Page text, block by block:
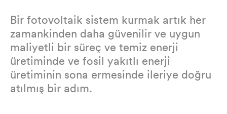
Bir fotovoltaik sistem kurmak artık her
zamankinden daha güvenilir ve uygun
maliyetli bir süreç ve temiz enerji
üretiminde ve fosil yakıtlı enerji
üretiminin sona ermesinde ileriye doğru
atılmış bir adım.